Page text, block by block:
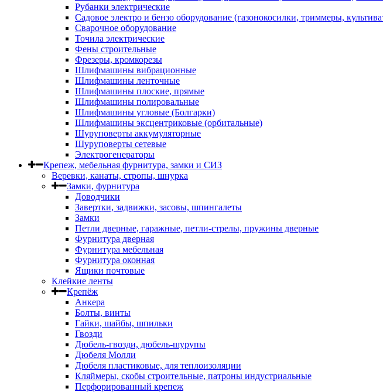
Рубанки электрические
Садовое электро и бензо оборудование (газонокосилки, триммеры,
Сварочное оборудование
Точила электрические
Фены строительные
Фрезеры, кромкорезы
Шлифмашины вибрационные
Шлифмашины ленточные
Шлифмашины плоские, прямые
Шлифмашины полировальные
Шлифмашины угловые (Болгарки)
Шлифмашины эксцентриковые (орбитальные)
Шуруповерты аккумуляторные
Шуруповерты сетевые
Электрогенераторы
Крепеж, мебельная фурнитура, замки и СИЗ
Веревки, канаты, стропы, шнурка
Замки, фурнитура
Доводчики
Завертки, задвижки, засовы, шпингалеты
Замки
Петли дверные, гаражные, петли-стрелы, пружины дверные
Фурнитура дверная
Фурнитура мебельная
Фурнитура оконная
Ящики почтовые
Клейкие ленты
Крепёж
Анкера
Болты, винты
Гайки, шайбы, шпильки
Гвозди
Дюбель-гвозди, дюбель-шурупы
Дюбеля Молли
Дюбеля пластиковые, для теплоизоляции
Кляймеры, скобы строительные, патроны индустриальные
Перфорированный крепеж